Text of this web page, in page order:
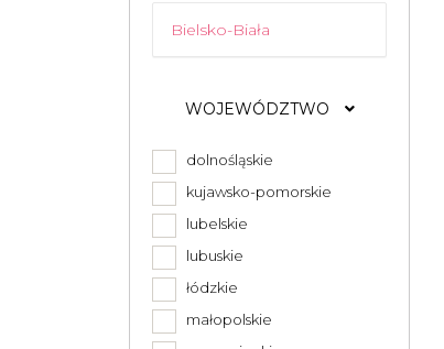
WOJEWÓDZTWO
dolnośląskie
kujawsko-pomorskie
lubelskie
lubuskie
łódzkie
małopolskie